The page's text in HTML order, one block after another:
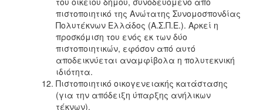
πιστοποιητικό της Ανώτατης Συνομοσπονδίας
Πολυτέκνων Ελλάδος (Α.Σ.Π.Ε.). Αρκεί η
προσκόμιση του ενός εκ των δύο
πιστοποιητικών, εφόσον από αυτό
αποδεικνύεται αναμφίβολα η πολυτεκνική
ιδιότητα.
Πιστοποιητικό οικογενειακής κατάστασης
(για την απόδειξη ύπαρξης ανήλικων
τέκνων).